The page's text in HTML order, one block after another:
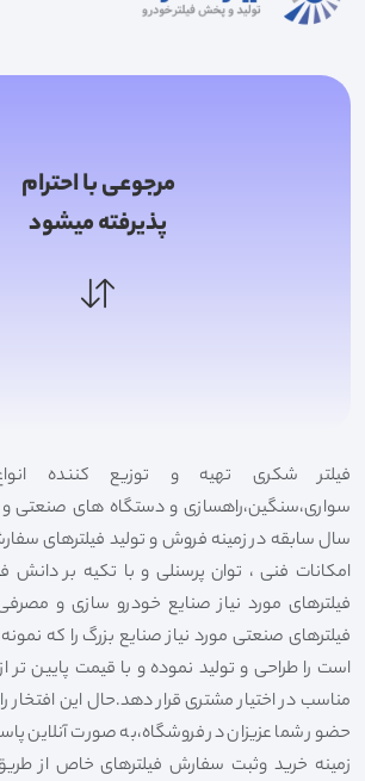
مرجوعی با احترام
پذیرفته میشود
فیلتر شکری تهیه و توزیع کننده
سال سابقه در زمینه فروش و تولید فیلترهای
امکانات فنی ، توان پرسنلی و با تکیه بر دانش
فیلترهای مورد نیاز صنایع خودرو سازی و
فیلترهای صنعتی مورد نیاز صنایع بزرگ را که
است را طراحی و تولید نموده و با قیمت پایین تر
مناسب در اختیار مشتری قرار دهد.حال این افتخار
حضور شما عزیزان در فروشگاه،به صورت آنلاین
زمینه خرید وثبت سفارش فیلترهای خاص از